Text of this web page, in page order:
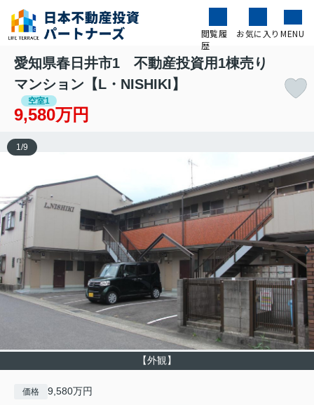
閲覧履
歴
お気に入り MENU
愛知県春日井市1 不動産投資用1棟売り
マンション【L・NISHIKI】
空室1
9,580万円
【外観】
1 /9
価格 9,580万円